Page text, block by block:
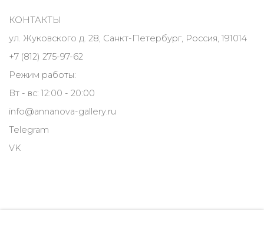
КОНТАКТЫ
ул. Жуковского д. 28, Санкт-Петербург, Россия, 191014
+7 (812) 275-97-62
Режим работы:
Вт - вс: 12:00 - 20:00
info@annanova-gallery.ru
Telegram
VK